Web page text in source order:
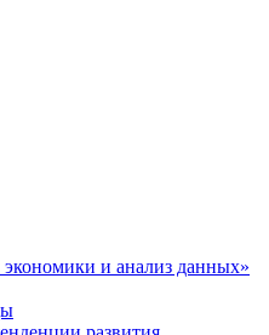
и анализ данных»